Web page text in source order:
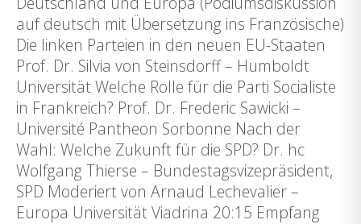
auf deutsch mit Übersetzung ins Französische)
Die linken Parteien in den neuen EU-Staaten
Prof. Dr. Silvia von Steinsdorff – Humboldt
Universität Welche Rolle für die Parti Socialiste
in Frankreich? Prof. Dr. Frederic Sawicki –
Université Pantheon Sorbonne Nach der
Wahl: Welche Zukunft für die SPD? Dr. hc
Wolfgang Thierse – Bundestagsvizepräsident,
SPD Moderiert von Arnaud Lechevalier –
Europa Universität Viadrina 20:15 Empfang